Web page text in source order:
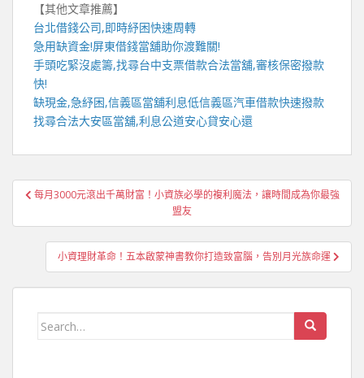
【其他文章推薦】
台北借錢公司,即時紓困快速周轉
急用缺資金!屏東借錢當舖助你渡難關!
手頭吃緊沒處籌,找尋台中支票借款合法當舖,審核保密撥款
快!
缺現金,急紓困,信義區當舖利息低信義區汽車借款快速撥款
找尋合法大安區當舖,利息公道安心貸安心還
文
導
每月3000元滾出千萬財富！小資族必學的複利魔法，讓時間成為你最強
盟友
小資理財革命！五本啟蒙神書教你打造致富腦，告別月光族命運
Search